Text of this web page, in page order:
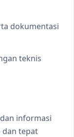
dokumentasi
teknis
informasi
dan tepat